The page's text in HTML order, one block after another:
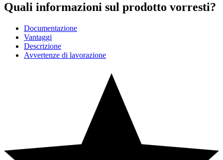
Quali informazioni sul prodotto vorresti?
Documentazione
Vantaggi
Descrizione
Avvertenze di lavorazione